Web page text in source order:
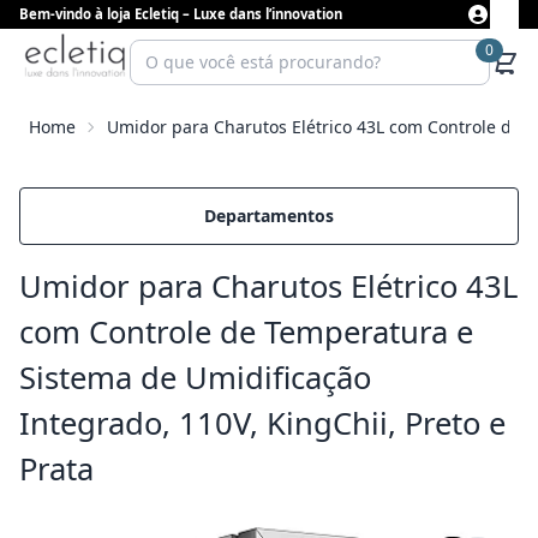
Bem-vindo à loja Ecletiq – Luxe dans l’innovation
0
Home Umidor para Charutos Elétrico 43L com Controle de
Departamentos
Umidor para Charutos Elétrico 43L
com Controle de Temperatura e
Sistema de Umidificação
Integrado, 110V, KingChii, Preto e
Prata